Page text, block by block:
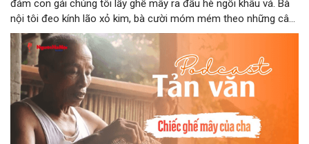
đám con gái chúng tôi lấy ghế mây ra đầu hè ngồi khâu vá. Bà
nội tôi đeo kính lão xỏ kim, bà cười móm mém theo những câu
chuyện kể tếu táo của đám trẻ chúng tôi. Chiếc ghế mây phát
ra âm thanh kin kít chịu đựng sức nặng cơ thể con người theo
những điệu cười khúc khích.